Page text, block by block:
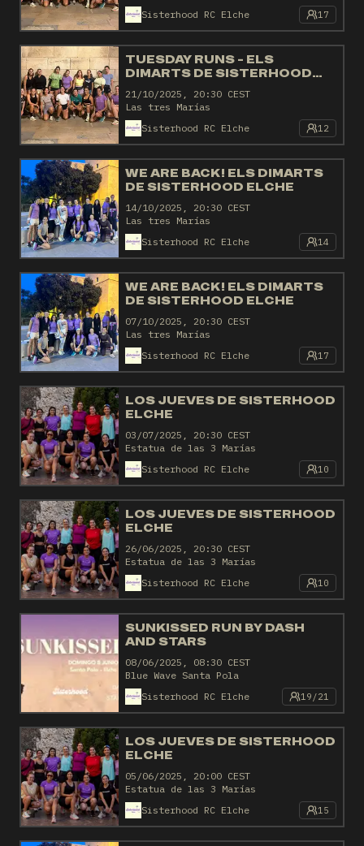
Sisterhood RC Elche
17
TUESDAY RUNS - ELS
DIMARTS DE SISTERHOOD
21/10/2025, 20:30 CEST
Las tres Marías
Sisterhood RC Elche
12
WE ARE BACK! ELS DIMARTS
DE SISTERHOOD ELCHE
14/10/2025, 20:30 CEST
Las tres Marías
Sisterhood RC Elche
14
WE ARE BACK! ELS DIMARTS
DE SISTERHOOD ELCHE
07/10/2025, 20:30 CEST
Las tres Marías
Sisterhood RC Elche
17
LOS JUEVES DE SISTERHOOD
ELCHE
03/07/2025, 20:30 CEST
Estatua de las 3 Marías
Sisterhood RC Elche
10
LOS JUEVES DE SISTERHOOD
ELCHE
26/06/2025, 20:30 CEST
Estatua de las 3 Marías
Sisterhood RC Elche
10
SUNKISSED RUN BY DASH
AND STARS
08/06/2025, 08:30 CEST
Blue Wave Santa Pola
Sisterhood RC Elche
19/21
LOS JUEVES DE SISTERHOOD
ELCHE
05/06/2025, 20:00 CEST
Estatua de las 3 Marías
Sisterhood RC Elche
15